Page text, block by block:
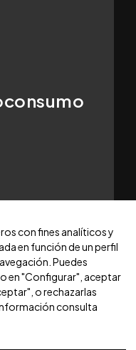
con fines analíticos y
en función de un perfil
Puedes
en "Configurar", aceptar
o rechazarlas
consulta